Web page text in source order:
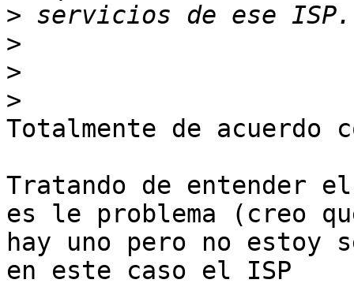
>
>
>
>
Totalmente de acuerdo
Tratando de entender
es le problema (creo
hay uno pero no
en este caso el ISP